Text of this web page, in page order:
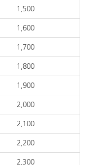
1,500
1,600
1,700
1,800
1,900
2,000
2,100
2,200
2,300